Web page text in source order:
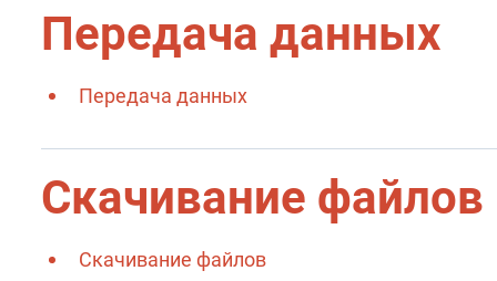
Передача данных
Передача данных
Скачивание файлов
Скачивание файлов